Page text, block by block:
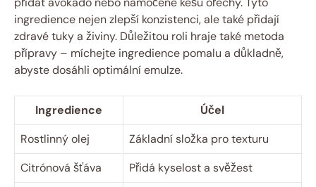
ingredience nejen zlepší konzistenci, ale také přidají
zdravé tuky a živiny. Důležitou roli hraje také metoda
přípravy – míchejte ingredience pomalu a důkladně,
abyste dosáhli optimální emulze.
Ingredience
Účel
Rostlinný olej
Základní složka pro texturu
Citrónová šťáva
Přidá kyselost a svěžest